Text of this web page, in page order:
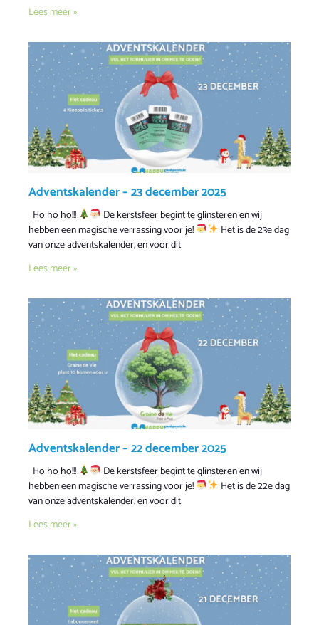
Lees meer »
Adventskalender – 23 december 2025
Ho ho ho!!!
De kerstsfeer begint te glinsteren en wij
hebben een magische verrassing voor je!
Het is de 23e dag
van onze adventskalender, en voor dit
Lees meer »
Adventskalender – 22 december 2025
Ho ho ho!!!
De kerstsfeer begint te glinsteren en wij
hebben een magische verrassing voor je!
Het is de 22e dag
van onze adventskalender, en voor dit
Lees meer »